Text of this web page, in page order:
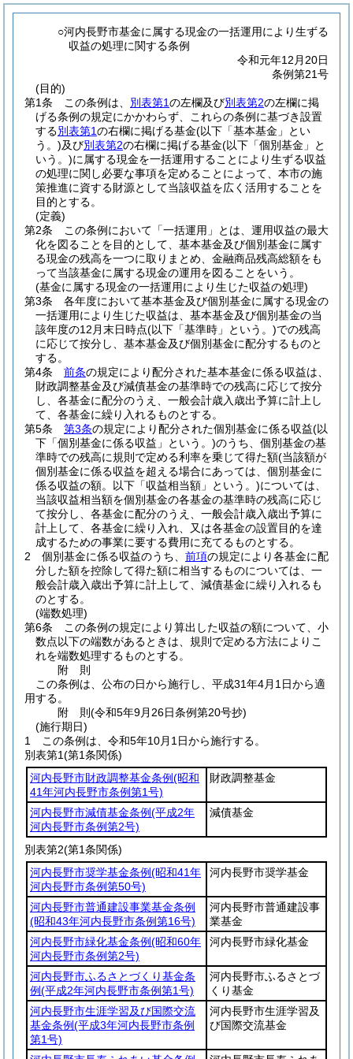
○河内長野市基金に属する現金の一括運用により生ずる
収益の処理に関する条例
令和元年12月20日
条例第21号
(目的)
第1条
この条例は、 別表第1の左欄及び別表第2の左欄に掲
げる条例の規定にかかわらず、これらの条例に基づき設置
する別表第1の右欄に掲げる基金(以下「基本基金」とい
う。)及び別表第2の右欄に掲げる基金(以下「個別基金」と
いう。)に属する現金を一括運用することにより生ずる収益
の処理に関し必要な事項を定めることによって、本市の施
策推進に資する財源として当該収益を広く活用することを
目的とする。
(定義)
第2条
この条例において「一括運用」とは、運用収益の最大
化を図ることを目的として、基本基金及び個別基金に属す
る現金の残高を一つに取りまとめ、金融商品残高総額をも
って当該基金に属する現金の運用を図ることをいう。
(基金に属する現金の一括運用により生じた収益の処理)
第3条
各年度において基本基金及び個別基金に属する現金の
一括運用により生じた収益は、基本基金及び個別基金の当
該年度の12月末日時点(以下「基準時」という。)での残高
に応じて按分し、基本基金及び個別基金に配分するものと
する。
第4条
前条の規定により配分された基本基金に係る収益は、
財政調整基金及び減債基金の基準時での残高に応じて按分
し、各基金に配分のうえ、一般会計歳入歳出予算に計上し
て、各基金に繰り入れるものとする。
第5条
第3条の規定により配分された個別基金に係る収益(以
下「個別基金に係る収益」という。)のうち、個別基金の基
準時での残高に規則で定める利率を乗じて得た額(当該額が
個別基金に係る収益を超える場合にあっては、個別基金に
係る収益の額。以下「収益相当額」という。)については、
当該収益相当額を個別基金の各基金の基準時の残高に応じ
て按分し、各基金に配分のうえ、一般会計歳入歳出予算に
計上して、各基金に繰り入れ、又は各基金の設置目的を達
成するための事業に要する費用に充てるものとする。
2
個別基金に係る収益のうち、 前項の規定により各基金に配
分した額を控除して得た額に相当するものについては、一
般会計歳入歳出予算に計上して、減債基金に繰り入れるも
のとする。
(端数処理)
第6条
この条例の規定により算出した収益の額について、小
数点以下の端数があるときは、規則で定める方法によりこ
れを端数処理するものとする。
附 則
この条例は、公布の日から施行し、平成31年4月1日から適
用する。
附 則(令和5年9月26日条例第20号抄)
(施行期日)
1
この条例は、令和5年10月1日から施行する。
別表第1(第1条関係)
河内長野市財政調整基金条例(昭和
41年河内長野市条例第1号)
財政調整基金
河内長野市減債基金条例(平成2年
河内長野市条例第2号)
減債基金
別表第2(第1条関係)
河内長野市奨学基金条例(昭和41年
河内長野市条例第50号)
河内長野市奨学基金
河内長野市普通建設事業基金条例
(昭和43年河内長野市条例第16号)
河内長野市普通建設事
業基金
河内長野市緑化基金条例(昭和60年
河内長野市条例第2号)
河内長野市緑化基金
河内長野市ふるさとづくり基金条
例(平成2年河内長野市条例第1号)
河内長野市ふるさとづ
くり基金
河内長野市生涯学習及び国際交流
基金条例(平成3年河内長野市条例
第1号)
河内長野市生涯学習及
び国際交流基金